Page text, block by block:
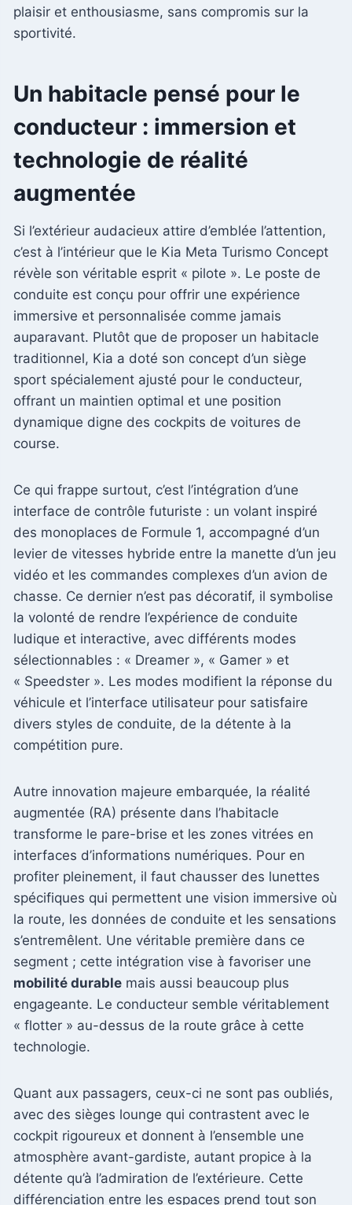
plaisir et enthousiasme, sans compromis sur la
sportivité.
Un habitacle pensé pour le
conducteur : immersion et
technologie de réalité
augmentée
Si l’extérieur audacieux attire d’emblée l’attention,
c’est à l’intérieur que le Kia Meta Turismo Concept
révèle son véritable esprit « pilote ». Le poste de
conduite est conçu pour offrir une expérience
immersive et personnalisée comme jamais
auparavant. Plutôt que de proposer un habitacle
traditionnel, Kia a doté son concept d’un siège
sport spécialement ajusté pour le conducteur,
offrant un maintien optimal et une position
dynamique digne des cockpits de voitures de
course.
Ce qui frappe surtout, c’est l’intégration d’une
interface de contrôle futuriste : un volant inspiré
des monoplaces de Formule 1, accompagné d’un
levier de vitesses hybride entre la manette d’un jeu
vidéo et les commandes complexes d’un avion de
chasse. Ce dernier n’est pas décoratif, il symbolise
la volonté de rendre l’expérience de conduite
ludique et interactive, avec différents modes
sélectionnables : « Dreamer », « Gamer » et
« Speedster ». Les modes modifient la réponse du
véhicule et l’interface utilisateur pour satisfaire
divers styles de conduite, de la détente à la
compétition pure.
Autre innovation majeure embarquée, la réalité
augmentée (RA) présente dans l’habitacle
transforme le pare-brise et les zones vitrées en
interfaces d’informations numériques. Pour en
profiter pleinement, il faut chausser des lunettes
spécifiques qui permettent une vision immersive où
la route, les données de conduite et les sensations
s’entremêlent. Une véritable première dans ce
segment ; cette intégration vise à favoriser une
mobilité durable mais aussi beaucoup plus
engageante. Le conducteur semble véritablement
« flotter » au-dessus de la route grâce à cette
technologie.
Quant aux passagers, ceux-ci ne sont pas oubliés,
avec des sièges lounge qui contrastent avec le
cockpit rigoureux et donnent à l’ensemble une
atmosphère avant-gardiste, autant propice à la
détente qu’à l’admiration de l’extérieure. Cette
différenciation entre les espaces prend tout son